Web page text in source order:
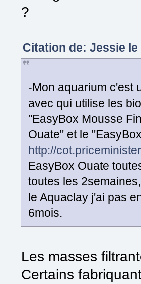
?
Citation de: Jessie le
-Mon aquarium c'est
avec qui utilise les
"EasyBox Mousse
Ouate" et le
http://
EasyBox Ouate
toutes les
le Aquaclay j'ai pas
6mois.
Les masses
Certains